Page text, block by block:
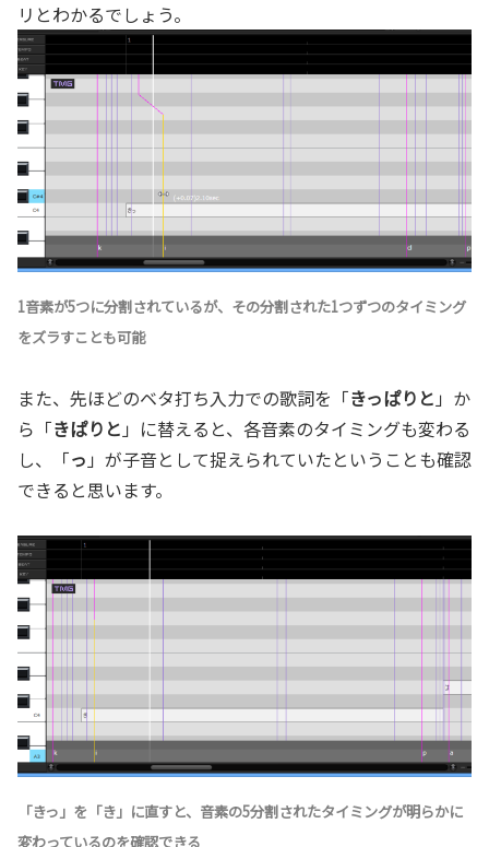
リとわかるでしょう。
1音素が5つに分割されているが、その分割された1つずつのタイミング
をズラすことも可能
また、先ほどのベタ打ち入力での歌詞を「きっぱりと 」か
ら「きぱりと 」に替えると、各音素のタイミングも変わる
し、「っ 」が子音として捉えられていたということも確認
できると思います。
「きっ」を「き」に直すと、音素の5分割されたタイミングが明らかに
変わっているのを確認できる